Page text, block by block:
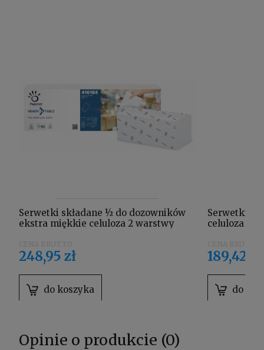
Serwetki składane ½ do dozowników
ekstra miękkie celuloza 2 warstwy
248,95 zł
do koszyka
Serwetki
celuloza 2
189,42 zł
do
Opinie o produkcie (0)